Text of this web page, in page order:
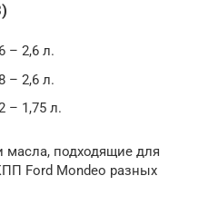
– 2,6 л.
– 2,6 л.
– 1,75 л.
масла, подходящие для
Ford Mondeo разных